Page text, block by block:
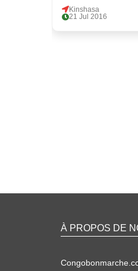
Kinshasa
21 Jul 2016
À PROPOS DE